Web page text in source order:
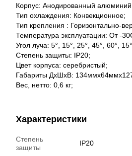
Корпус: Анодированный
Тип охлаждения: Конвекционное;
Тип крепления : Горизонтально-
Температура эксплуатации: От -
Угол луча: 5°, 15°, 25°, 45°, 60°,
Степень защиты: IP20;
Цвет корпуса: серебристый;
Габариты ДхШхВ:
Вес, нетто: 0,6 кг;
Характеристики
Степень
защиты
IP20